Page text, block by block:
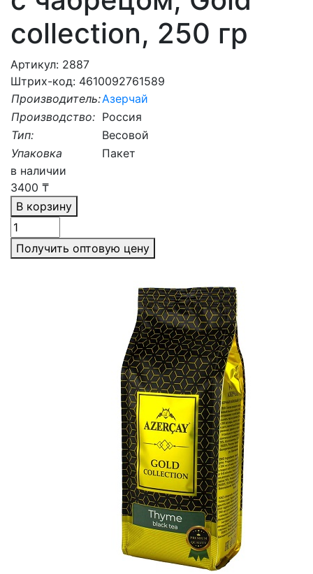
collection, 250 гр
Артикул: 2887
Штрих-код: 4610092761589
Производитель:Азерчай
Производство: Россия
Тип:
Весовой
Упаковка
Пакет
в наличии
3400 ₸
В корзину
Получить оптовую цену